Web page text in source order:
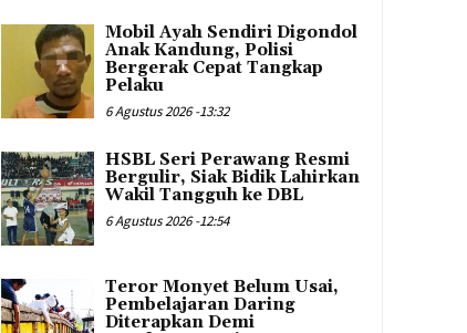
Mobil Ayah Sendiri Digondol
Anak Kandung, Polisi
Bergerak Cepat Tangkap
Pelaku
6 Agustus 2026 -13:32
HSBL Seri Perawang Resmi
Bergulir, Siak Bidik Lahirkan
Wakil Tangguh ke DBL
6 Agustus 2026 -12:54
Teror Monyet Belum Usai,
Pembelajaran Daring
Diterapkan Demi